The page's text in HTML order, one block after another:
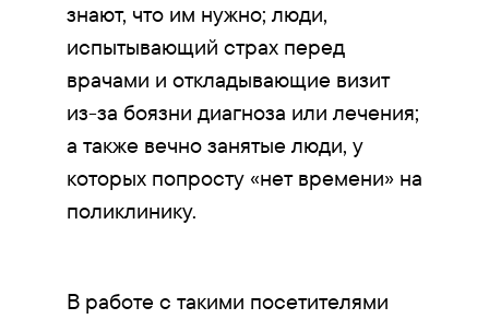
знают, что им нужно; люди,
испытывающий страх перед
врачами и откладывающие визит
из-за боязни диагноза или лечения;
а также вечно занятые люди, у
которых попросту «нет времени» на
поликлинику.
В работе с такими посетителями